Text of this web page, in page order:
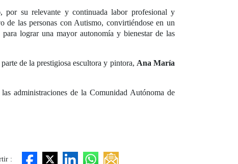
por su relevante y continuada labor profesional y
de las personas con Autismo, convirtiéndose en un
lograr una mayor autonomía y bienestar de las
de la prestigiosa escultora y pintora, Ana María
administraciones de la Comunidad Autónoma de
: